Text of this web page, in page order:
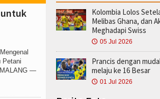
1 Agustus: Waspadai Gejalanya, Deteksi
Imbau Gunakan Masker Saat Polusi dan Debu
Empat Tim Terbaik Siap Berebut Tiket ke Final
Deteksi Penyakit Daun Kopi di Sumberdem
Siap Hadirkan Duel Panas Menuju Final
untuk
Petani
MALANG —
Kolombia Lolos
Melibas Ghana, dan
Meghadapi Swiss
🕔 05 Jul 2026
Prancis dengan
melaju ke 16 Besar
🕔 01 Jul 2026